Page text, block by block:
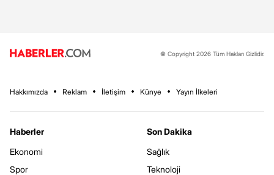
© Copyright 2026 Tüm Hakları Gizlidir.
Hakkımızda Reklam İletişim Künye Yayın İlkeleri
Haberler
Ekonomi
Spor
Son Dakika
Sağlık
Teknoloji